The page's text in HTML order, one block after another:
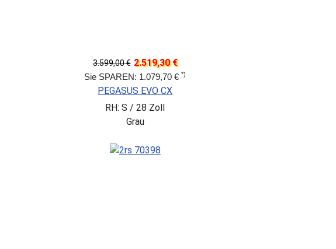
3.599,00 € 2.519,30 €
Sie SPAREN: 1.079,70 €*)
PEGASUS EVO CX
RH: S / 28 Zoll
Grau